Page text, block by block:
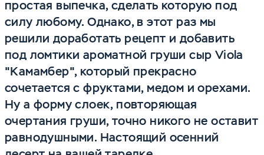
простая выпечка, сделать которую под
силу любому. Однако, в этот раз мы
решили доработать рецепт и добавить
под ломтики ароматной груши сыр Viola
"Камамбер", который прекрасно
сочетается с фруктами, медом и орехами.
Ну а форму слоек, повторяющая
очертания груши, точно никого не оставит
равнодушными. Настоящий осенний